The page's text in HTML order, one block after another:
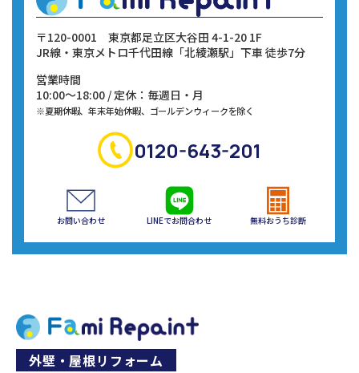
〒120-0001 東京都足立区大谷田 4-1-20 1F
JR線・東京メトロ千代田線 「北綾瀬駅」下車 徒歩7分
営業時間
10:00～18:00 / 定休：毎週日・月
※夏期休暇、年末年始休暇、ゴールデンウィークを除く
0120-643-201
お問い合わせ LINEでお問合わせ 無料おうち診断
外壁・屋根リフォーム